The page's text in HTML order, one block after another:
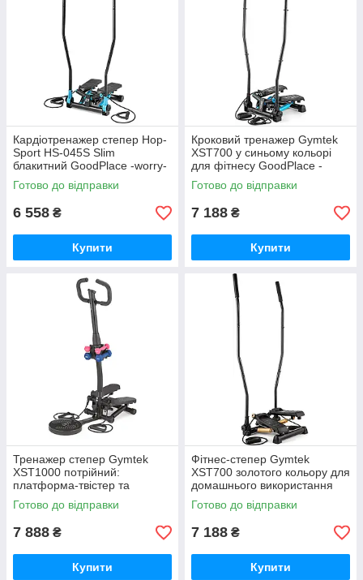
Кардіотренажер степер Hop-
Sport HS-045S Slim
блакитний GoodPlace -worry-
free-shopping-
Готово до відправки
6 558 ₴
Купити
Кроковий тренажер Gymtek
XST700 у синьому кольорі
для фітнесу GoodPlace -
worry-free-shopping-
Готово до відправки
7 188 ₴
Купити
Тренажер степер Gymtek
XST1000 потрійний:
платформа-твістер та
комплект гантелей
GoodPlace -worry-free-
Готово до відправки
7 888 ₴
Купити
Фітнес-степер Gymtek
XST700 золотого кольору для
домашнього використання
GoodPlace -worry-free-
shopping-
Готово до відправки
7 188 ₴
Купити